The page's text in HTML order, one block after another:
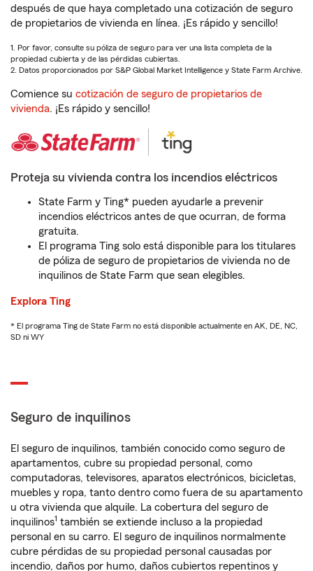
después de que haya completado una cotización de seguro
de propietarios de vivienda en línea. ¡Es rápido y sencillo!
1. Por favor, consulte su póliza de seguro para ver una lista completa de la
propiedad cubierta y de las pérdidas cubiertas.
2. Datos proporcionados por S&P Global Market Intelligence y State Farm Archive.
Comience su cotización de seguro de propietarios de
vivienda. ¡Es rápido y sencillo!
Proteja su vivienda contra los incendios eléctricos
State Farm y Ting* pueden ayudarle a prevenir
incendios eléctricos antes de que ocurran, de forma
gratuita.
El programa Ting solo está disponible para los titulares
de póliza de seguro de propietarios de vivienda no de
inquilinos de State Farm que sean elegibles.
Explora Ting
* El programa Ting de State Farm no está disponible actualmente en AK, DE, NC,
SD ni WY
Seguro de inquilinos
El seguro de inquilinos, también conocido como seguro de
apartamentos, cubre su propiedad personal, como
computadoras, televisores, aparatos electrónicos, bicicletas,
muebles y ropa, tanto dentro como fuera de su apartamento
u otra vivienda que alquile. La cobertura del seguro de
inquilinos1 también se extiende incluso a la propiedad
personal en su carro. El seguro de inquilinos normalmente
cubre pérdidas de su propiedad personal causadas por
incendio, daños por humo, daños cubiertos repentinos y